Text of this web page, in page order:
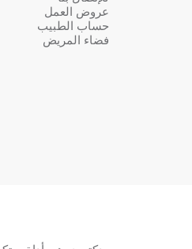
عروض العمل
حساب الطبيب
فضاء المريض